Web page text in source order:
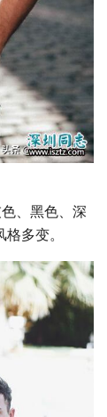
、黑色、深
多变。